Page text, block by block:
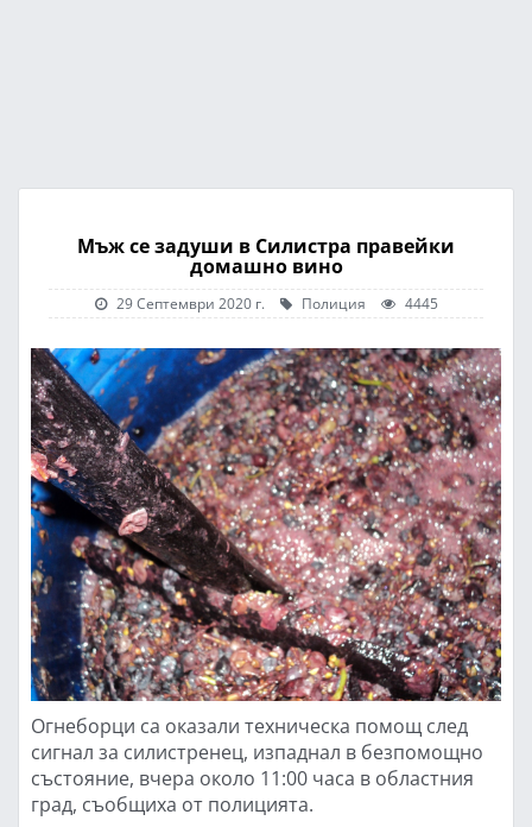
Мъж се задуши в Силистра правейки
домашно вино
29 Септември 2020 г. Полиция 4445
Огнеборци са оказали техническа помощ след
сигнал за силистренец, изпаднал в безпомощно
състояние, вчера около 11:00 часа в областния
град, съобщиха от полицията.